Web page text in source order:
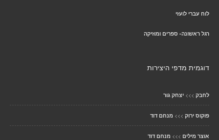
לוח עברי לועזי
רגל ראשונה- ספרים ומוזיקה
דוגמית מדפי היצירות
לחבק >>> יצחק גור
פוקוס ירוק >>> מנחם דוד
אוצר מילים >>> מנחם דוד